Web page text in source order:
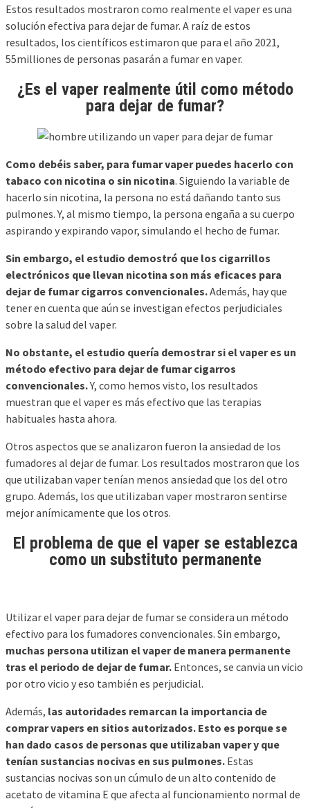
Estos resultados mostraron como realmente el vaper es una
solución efectiva para dejar de fumar. A raíz de estos
resultados, los científicos estimaron que para el año 2021,
55milliones de personas pasarán a fumar en vaper.
¿Es el vaper realmente útil como método
para dejar de fumar?
Como debéis saber, para fumar vaper puedes hacerlo con
tabaco con nicotina o sin nicotina. Siguiendo la variable de
hacerlo sin nicotina, la persona no está dañando tanto sus
pulmones. Y, al mismo tiempo, la persona engaña a su cuerpo
aspirando y expirando vapor, simulando el hecho de fumar.
Sin embargo, el estudio demostró que los cigarrillos
electrónicos que llevan nicotina son más eficaces para
dejar de fumar cigarros convencionales.Además, hay que
tener en cuenta que aún se investigan efectos perjudiciales
sobre la salud del vaper.
No obstante, el estudio quería demostrar si el vaper es un
método efectivo para dejar de fumar cigarros
convencionales.Y, como hemos visto, los resultados
muestran que el vaper es más efectivo que las terapias
habituales hasta ahora.
Otros aspectos que se analizaron fueron la ansiedad de los
fumadores al dejar de fumar. Los resultados mostraron que los
que utilizaban vaper tenían menos ansiedad que los del otro
grupo. Además, los que utilizaban vaper mostraron sentirse
mejor anímicamente que los otros.
El problema de que el vaper se establezca
como un substituto permanente
Utilizar el vaper para dejar de fumar se considera un método
efectivo para los fumadores convencionales. Sin embargo,
muchas persona utilizan el vaper de manera permanente
tras el periodo de dejar de fumar. Entonces, se canvia un vicio
por otro vicio y eso también es perjudicial.
Además, las autoridades remarcan la importancia de
comprar vapers en sitios autorizados. Esto es porque se
han dado casos de personas que utilizaban vaper y que
tenían sustancias nocivas en sus pulmones. Estas
sustancias nocivas son un cúmulo de un alto contenido de
acetato de vitamina E que afecta al funcionamiento normal de